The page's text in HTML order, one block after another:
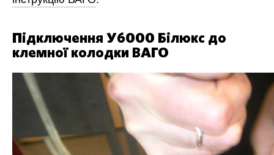
Підключення У6000 Білюкс до
клемної колодки ВАГО